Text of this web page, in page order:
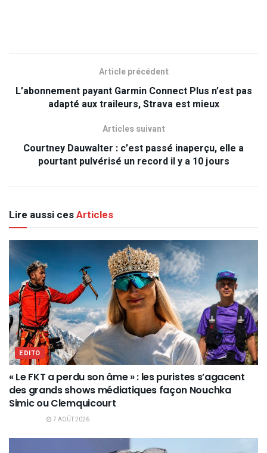
Article précédent
L’abonnement payant Garmin Connect Plus n’est pas
adapté aux traileurs, Strava est mieux
Articles suivant
Courtney Dauwalter : c’est passé inaperçu, elle a
pourtant pulvérisé un record il y a 10 jours
Lire aussi cesArticles
EDITO
« Le FKT a perdu son âme » : les puristes s’agacent
des grands shows médiatiques façon Nouchka
Simic ou Clemquicourt
7 AOÛT 2026